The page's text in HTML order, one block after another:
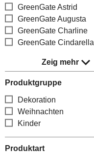
GreenGate Astrid
GreenGate Augusta
GreenGate Charline
GreenGate Cindarella
Zeig mehr
Produktgruppe
Dekoration
Weihnachten
Kinder
Produktart